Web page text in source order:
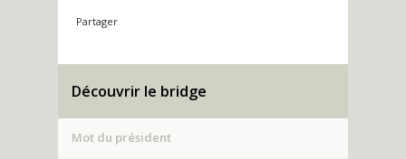
Découvrir le bridge
Mot du président